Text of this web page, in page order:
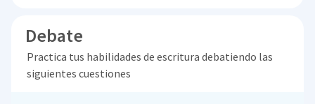
Debate
Practica tus habilidades de escritura debatiendo las
siguientes cuestiones